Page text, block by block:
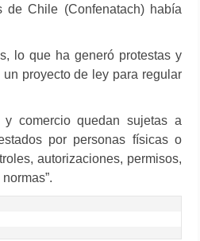
Chile (Confenatach) había
lo que ha generó protestas y
proyecto de ley para regular
comercio quedan sujetas a
por personas físicas o
autorizaciones, permisos,